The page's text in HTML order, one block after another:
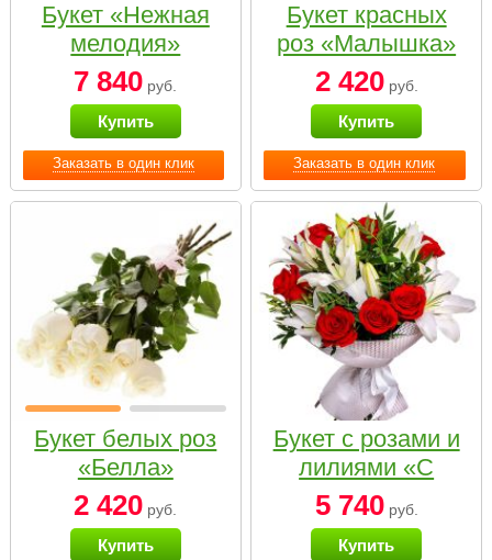
Заказать в один клик
Букет «Нежная
мелодия»
7 840 руб.
Купить
Заказать в один клик
Букет красных
роз «Малышка»
2 420руб.
Купить
Букет белых роз
«Белла»
2 420 руб.
Купить
Букет с розами и
лилиями «С
наилучшими
пожеланиями»
5 740руб.
Купить